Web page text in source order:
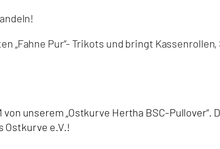
„Fahne Pur“- Trikots und bringt
unserem „Ostkurve Hertha BSC-Pullover“.
e.V.!